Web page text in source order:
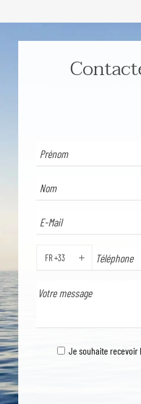
FR +33
Je souhaite recevoir